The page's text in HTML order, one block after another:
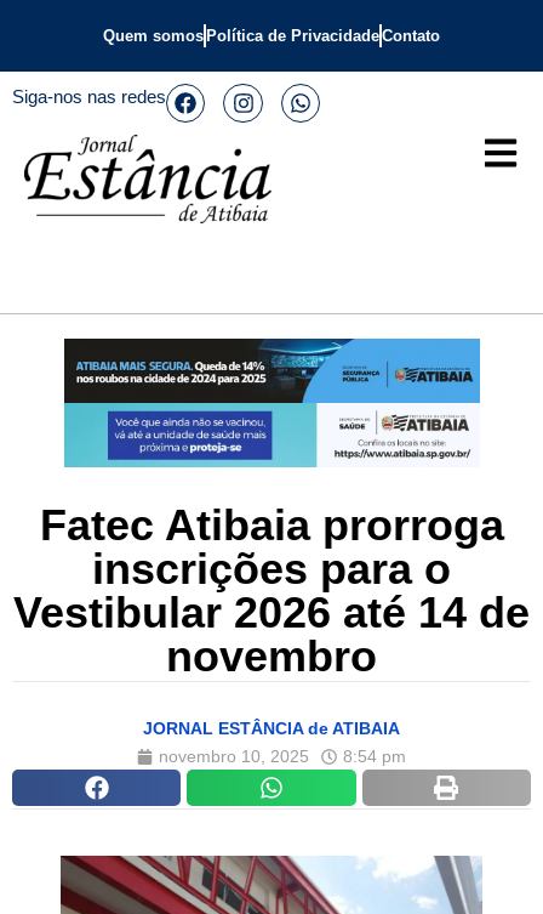
Quem somos Política de PrivacidadeContato
Siga-nos nas redes
Fatec Atibaia prorroga
inscrições para o
Vestibular 2026 até 14 de
novembro
JORNAL ESTÂNCIA de ATIBAIA
novembro 10, 2025
8:54 pm